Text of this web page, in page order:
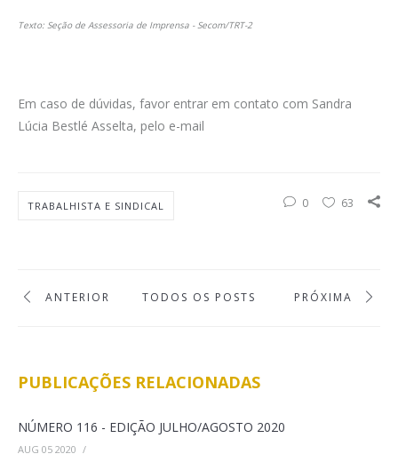
Texto: Seção de Assessoria de Imprensa - Secom/TRT-2
Em caso de dúvidas, favor entrar em contato com Sandra
Lúcia Bestlé Asselta, pelo e-mail
TRABALHISTA E SINDICAL 0 63
ANTERIOR TODOS OS POSTS PRÓXIMA
PUBLICAÇÕES RELACIONADAS
NÚMERO 116 - EDIÇÃO JULHO/AGOSTO 2020
AUG 05 2020 /